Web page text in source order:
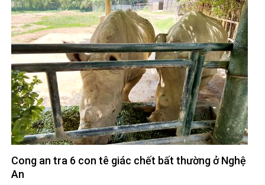
Cong an tra 6 con tê giác chết bất thường ở Nghệ
An